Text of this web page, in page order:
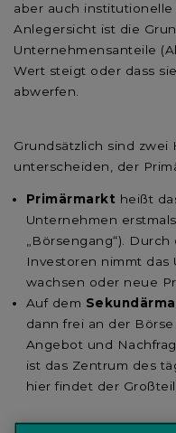
aber auch
Anlegersicht ist die
Unternehmensanteile
Wert steigt oder dass
abwerfen.
Grundsätzlich sind zwei
unterscheiden, der
Primärmarkt heißt
Unternehmen
„Börsengang“).
Investoren nimmt das
wachsen oder neue
Auf dem
dann frei an der
Angebot und
ist das Zentrum des
hier findet der